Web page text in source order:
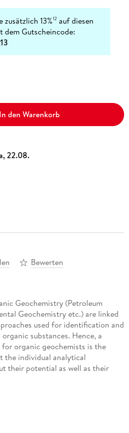
zusätzlich 13%12 auf diesen
dem Gutscheincode:
In den Warenkorb
22.08.
Bewerten
Geochemistry (Petroleum
Geochemistry etc.) are linked
used for identification and
substances. Hence, a
organic geochemists is the
the individual analytical
their potential as well as their